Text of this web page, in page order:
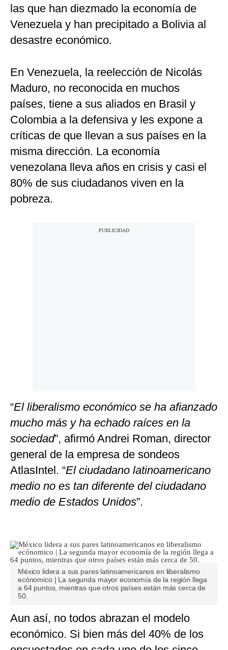
las que han diezmado la economía de
Venezuela y han precipitado a Bolivia al
desastre económico.
En Venezuela, la reelección de Nicolás
Maduro, no reconocida en muchos
países, tiene a sus aliados en Brasil y
Colombia a la defensiva y les expone a
críticas de que llevan a sus países en la
misma dirección. La economía
venezolana lleva años en crisis y casi el
80% de sus ciudadanos viven en la
pobreza.
“El liberalismo económico se ha afianzado
mucho más y ha echado raíces en la
sociedad”, afirmó Andrei Roman, director
general de la empresa de sondeos
AtlasIntel. “El ciudadano latinoamericano
medio no es tan diferente del ciudadano
medio de Estados Unidos”.
México lidera a sus pares latinoamericanos en liberalismo
ecónomico | La segunda mayor economía de la región llega
a 64 puntos, mientras que otros países están más cerca de
50.
Aun así, no todos abrazan el modelo
económico. Si bien más del 40% de los